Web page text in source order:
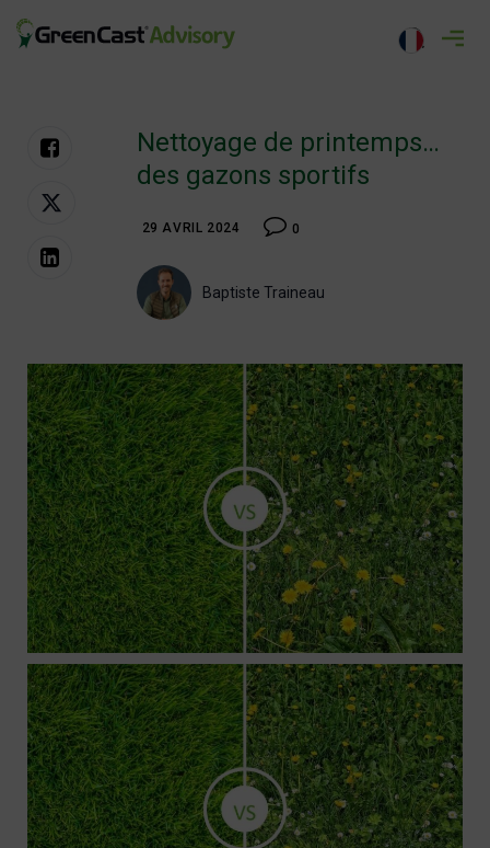
greencastadvisory.com
Nettoyage de printemps…
des gazons sportifs
29 AVRIL 2024 0
Baptiste Traineau